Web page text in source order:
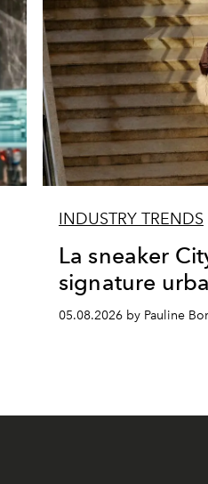
INDUSTRY TRENDS
La sneaker
signature
05.08.2026 by Pauline